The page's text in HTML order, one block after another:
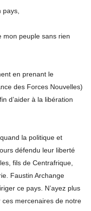
pays,
peuple sans rien
en prenant le
des Forces Nouvelles)
d’aider à la libération
la politique et
défendu leur liberté
fils de Centrafrique,
Faustin Archange
ce pays. N’ayez plus
mercenaires de notre